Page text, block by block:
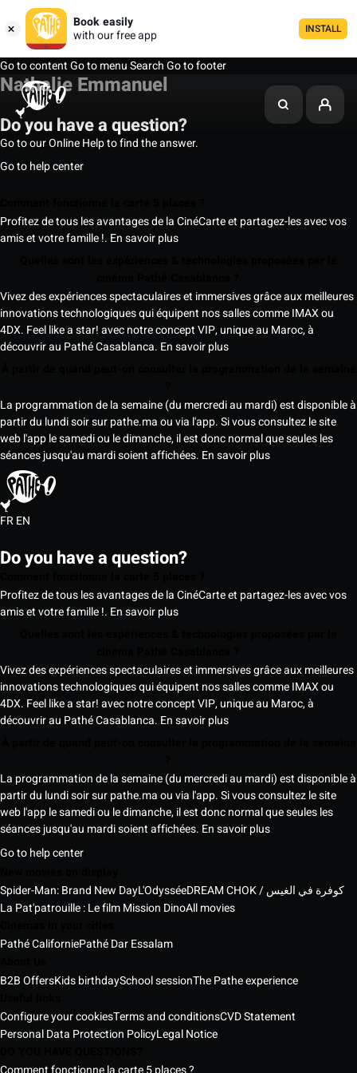
Book easily
with our free app
INSTALL
Go to contentGo to menuSearchGo to footer
Nathalie Emmanuel
Do you have a question?
Go to our Online Help to find the answer.
Go to help center
Profitez de tous les avantages de la CinéCarte et partagez-les avec vos
amis et votre famille !. En savoir plus
Vivez des expériences spectaculaires et immersives grâce aux meilleures
innovations technologiques qui équipent nos salles comme IMAX ou
4DX. Feel like a star! avec notre concept VIP, unique au Maroc, à
découvrir au Pathé Casablanca. En savoir plus
La programmation de la semaine (du mercredi au mardi) est disponible à
partir du lundi soir sur pathe.ma ou via l'app. Si vous consultez le site
web l'app le samedi ou le dimanche, il est donc normal que seules les
séances jusqu'au mardi soient affichées. En savoir plus
FREN
Do you have a question?
Profitez de tous les avantages de la CinéCarte et partagez-les avec vos
amis et votre famille !. En savoir plus
Vivez des expériences spectaculaires et immersives grâce aux meilleures
innovations technologiques qui équipent nos salles comme IMAX ou
4DX. Feel like a star! avec notre concept VIP, unique au Maroc, à
découvrir au Pathé Casablanca. En savoir plus
La programmation de la semaine (du mercredi au mardi) est disponible à
partir du lundi soir sur pathe.ma ou via l'app. Si vous consultez le site
web l'app le samedi ou le dimanche, il est donc normal que seules les
séances jusqu'au mardi soient affichées. En savoir plus
Go to help center
Spider-Man: Brand New DayL'Odyssée
DREAM CHOK / كوفرة في الغيس
La Pat'patrouille : Le film Mission DinoAll movies
Pathé CaliforniePathé Dar Essalam
B2B OffersKids birthdaySchool sessionThe Pathe experience
Configure your cookiesTerms and conditionsCVD Statement
Personal Data Protection PolicyLegal Notice